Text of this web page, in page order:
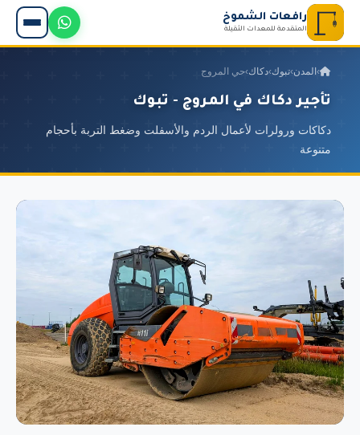
رافعات الشموخ
المتقدمة للمعدات الثقيلة
› المدن›تبوك›دكاك›حي المروج
تأجير دكاك في المروج - تبوك
دكاكات ورولرات لأعمال الردم والأسفلت وضغط التربة بأحجام
متنوعة